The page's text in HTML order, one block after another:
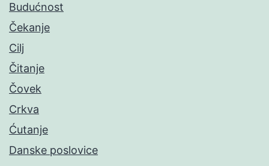
Budućnost
Čekanje
Cilj
Čitanje
Čovek
Crkva
Ćutanje
Danske poslovice